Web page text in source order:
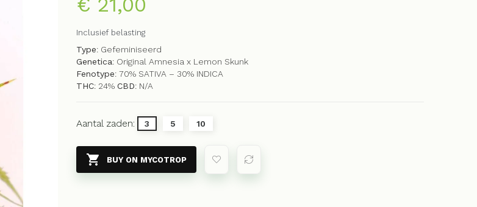
Inclusief belasting
Type: Gefeminiseerd
Genetica: Original Amnesia x Lemon Skunk
Fenotype: 70% SATIVA – 30% INDICA
THC: 24% CBD: N/A
Aantal zaden: 3 5 10
 BUY ON MYCOTROP